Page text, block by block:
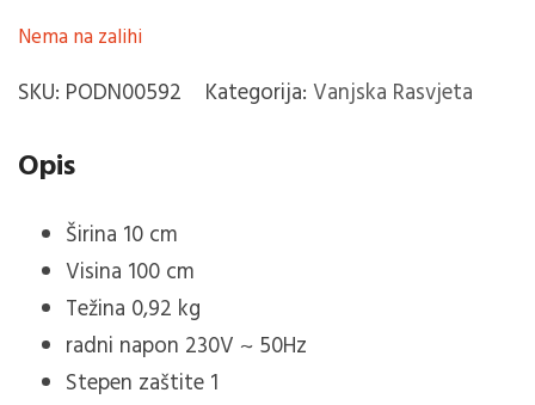
Nema na zalihi
SKU: PODN00592 Kategorija: Vanjska Rasvjeta
Opis
Širina 10 cm
Visina 100 cm
Težina 0,92 kg
radni napon 230V ~ 50Hz
Stepen zaštite 1